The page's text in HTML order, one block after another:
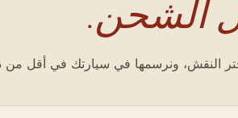
الشحن.
النقش، ونرسمها في سيارتك في أقل من